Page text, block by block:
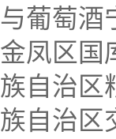
葡萄酒
凤区国
自治
自治